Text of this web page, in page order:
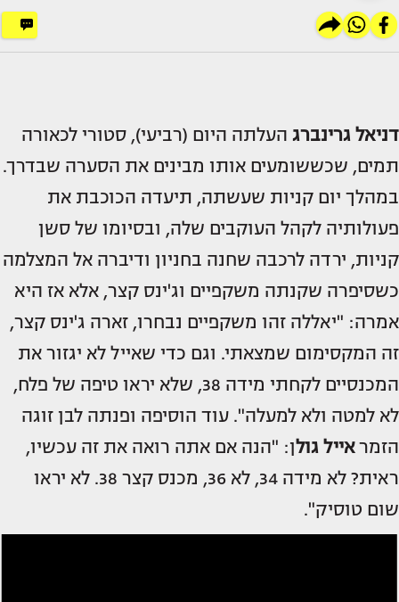
דניאל גרינברג העלתה היום (רביעי), סטורי לכאורה
תמים, שכששומעים אותו מבינים את הסערה שבדרך.
במהלך יום קניות שעשתה, תיעדה הכוכבת את
פעולותיה לקהל העוקבים שלה, ובסיומו של סשן
קניות, ירדה לרכבה שחנה בחניון ודיברה אל המצלמה
כשסיפרה שקנתה משקפיים וג'ינס קצר, אלא אז היא
אמרה: "יאללה זהו משקפיים נבחרו, זארה ג'ינס קצר,
זה המקסימום שמצאתי. וגם כדי שאייל לא יגזור את
המכנסיים לקחתי מידה 38, שלא יראו טיפה של פלח,
לא למטה ולא למעלה". עוד הוסיפה ופנתה לבן זוגה
הזמראייל גולן: "הנה אם אתה רואה את זה עכשיו,
ראית? לא מידה 34, לא 36, מכנס קצר 38. לא יראו
שום טוסיק".